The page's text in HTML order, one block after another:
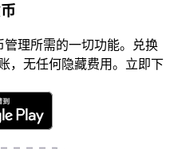
理所需的一切功能。兑换
，无任何隐藏费用。立即下